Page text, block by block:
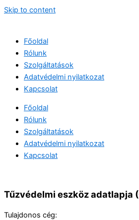
Skip to content
Főoldal
Rólunk
Szolgáltatások
Adatvédelmi nyilatkozat
Kapcsolat
Főoldal
Rólunk
Szolgáltatások
Adatvédelmi nyilatkozat
Kapcsolat
Tűzvédelmi eszköz adatlapja
Tulajdonos cég: